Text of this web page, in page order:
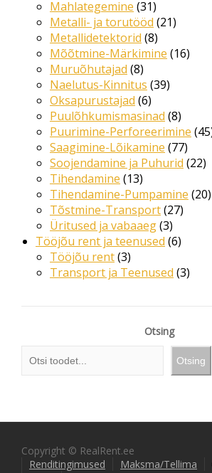
Mahlategemine 31
Metalli- ja torutööd 21
Metallidetektorid 8
Mõõtmine-Märkimine 16
Muruõhutajad 8
Naelutus-Kinnitus 39
Oksapurustajad 6
Puulõhkumismasinad 8
Puurimine-Perforeerimine 45
Saagimine-Lõikamine 77
Soojendamine ja Puhurid 22
Tihendamine 13
Tihendamine-Pumpamine 20
Tõstmine-Transport 27
Üritused ja vabaaeg 3
Tööjõu rent ja teenused 6
Tööjõu rent 3
Transport ja Teenused 3
Otsing
Otsing
Copyright © RealRent.ee
Renditingimused
Maksma/Tellima